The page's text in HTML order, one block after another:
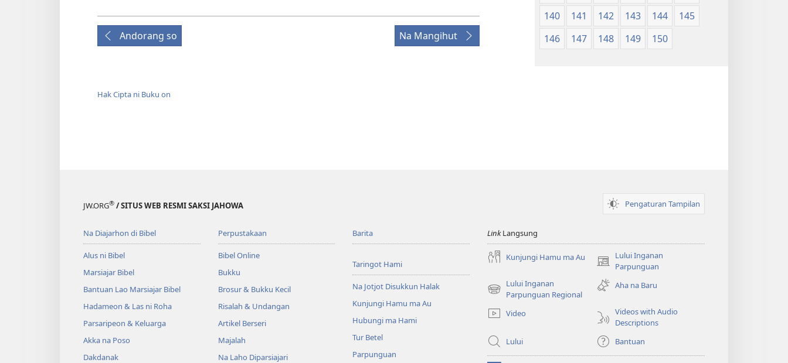
Andorang so Na Mangihut
Hak Cipta ni Buku on
140
141 142 143 144
145
146
147 148 149 150
JW.ORG® / SITUS WEB RESMI SAKSI JAHOWA Pengaturan Tampilan
Na Diajarhon di Bibel
Alus ni Bibel
Marsiajar Bibel
Bantuan Lao Marsiajar Bibel
Hadameon & Las ni Roha
Parsaripeon & Keluarga
Akka na Poso
Dakdanak
Perpustakaan
Bibel Online
Bukku
Brosur & Bukku Kecil
Risalah & Undangan
Artikel Berseri
Majalah
Na Laho Diparsiajari
Barita
Taringot Hami
Na Jotjot Disukkun Halak
Kunjungi Hamu ma Au
Hubungi ma Hami
Tur Betel
Parpunguan
LinkLangsung
Kunjungi Hamu ma Au
Lului Inganan
Parpunguan
(opens
new
window)
Lului Inganan
Parpunguan Regional
(opens
window)
Aha na Baru
Video
Videos with Audio
Descriptions
Lului
Bantuan